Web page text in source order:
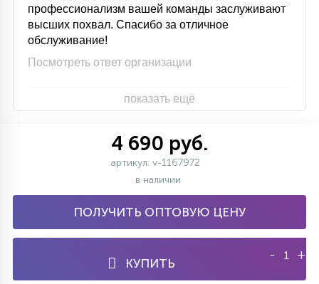
профессионализм вашей команды заслуживают
высших похвал. Спасибо за отличное
обслуживание!
Посмотреть ответ организации
показать ещё
4 690 руб.
артикул: v-1167972
в наличии
ПОЛУЧИТЬ ОПТОВУЮ ЦЕНУ
КУПИТЬ
- +